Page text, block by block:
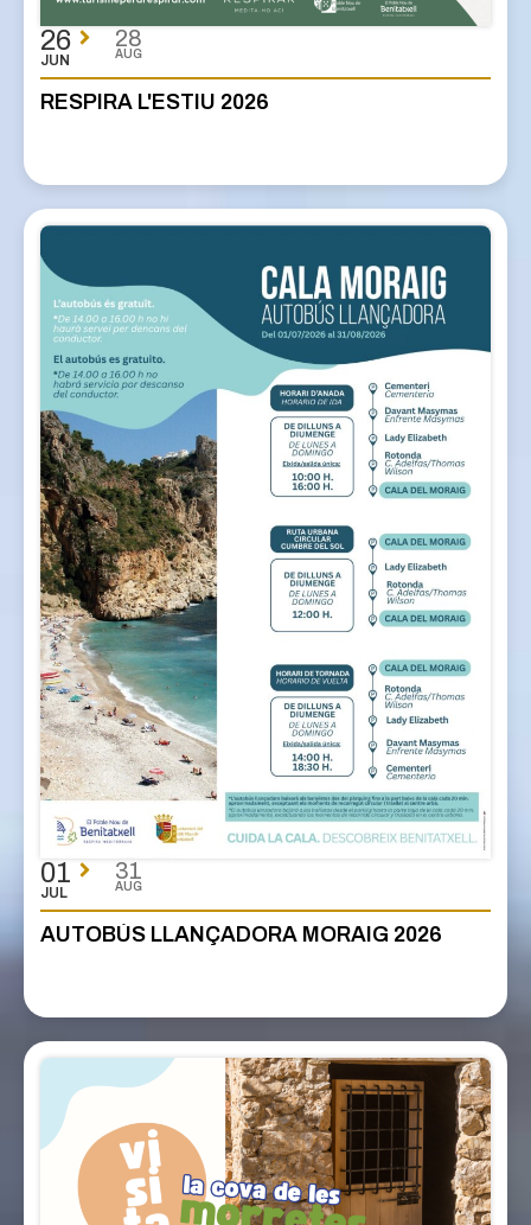
26
JUN
28
AUG
RESPIRA L'ESTIU 2026
01
JUL
31
AUG
AUTOBÚS LLANÇADORA MORAIG 2026